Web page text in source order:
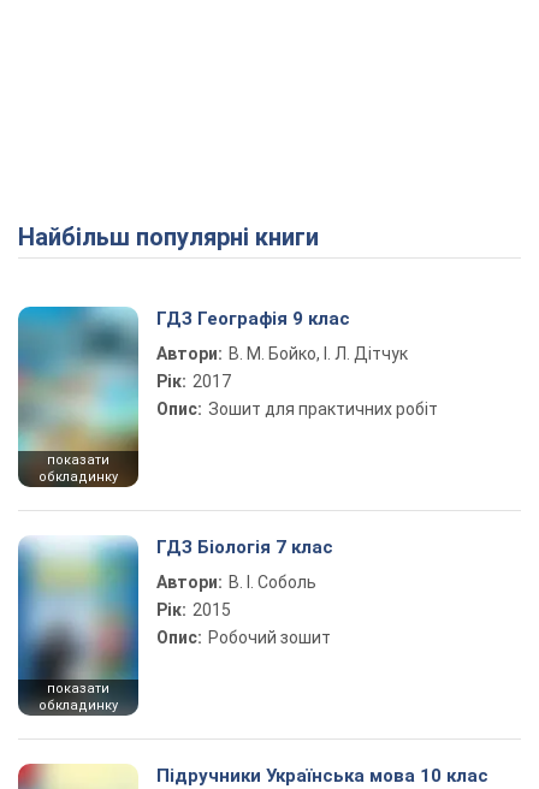
Найбільш популярні книги
показати
обкладинку
ГДЗ Географія 9 клас
Автори: В. М. Бойко, І. Л. Дітчук
Рік: 2017
Опис: Зошит для практичних робіт
показати
обкладинку
ГДЗ Біологія 7 клас
Автори: В. І. Соболь
Рік: 2015
Опис: Робочий зошит
Підручники Українська мова 10 клас